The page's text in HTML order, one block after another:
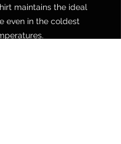
maintains the ideal
even in the coldest